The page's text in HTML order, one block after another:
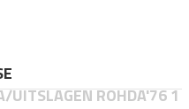
UITSLAGEN ROHDA'76 1